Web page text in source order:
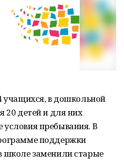
учащихся, в дошкольной
20 детей и для них
пребывания. В
поддержки
школе заменили старые